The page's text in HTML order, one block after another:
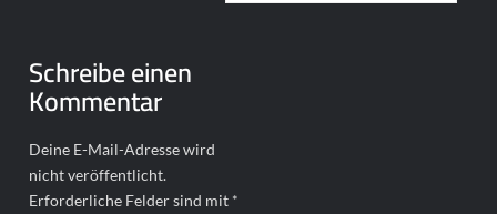
Schreibe einen
Kommentar
Deine E-Mail-Adresse wird
nicht veröffentlicht.
Erforderliche Felder sind mit *